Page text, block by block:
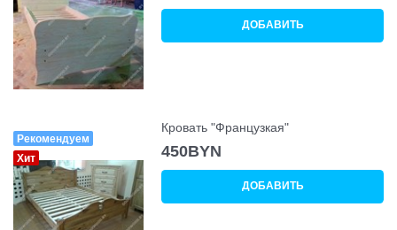
ДОБАВИТЬ
Рекомендуем
Хит
Кровать "Французкая"
450BYN
ДОБАВИТЬ